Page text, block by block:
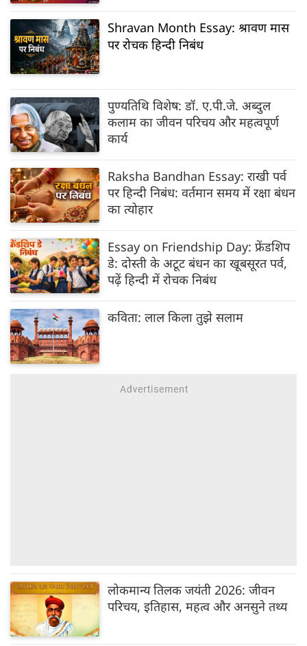
Shravan Month Essay: श्रावण मास
पर रोचक हिन्दी निबंध
पुण्यतिथि विशेष: डॉ. ए.पी.जे. अब्दुल
कलाम का जीवन परिचय और महत्वपूर्ण
कार्य
Raksha Bandhan Essay: राखी पर्व
पर हिन्दी निबंध: वर्तमान समय में रक्षा बंधन
का त्योहार
Essay on Friendship Day: फ्रेंडशिप
डे: दोस्ती के अटूट बंधन का खूबसूरत पर्व,
पढ़ें हिन्दी में रोचक निबंध
कविता: लाल किला तुझे सलाम
लोकमान्य तिलक जयंती 2026: जीवन
परिचय, इतिहास, महत्व और अनसुने तथ्य